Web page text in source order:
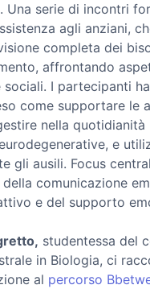
. Una serie di incontri
agli anziani,
completa dei
affrontando
I partecipanti
come supportare le
nella quotidianità
e
gli ausili. Focus
della comunicazione
e del supporto
studentessa del
in Biologia, ci
al percorso